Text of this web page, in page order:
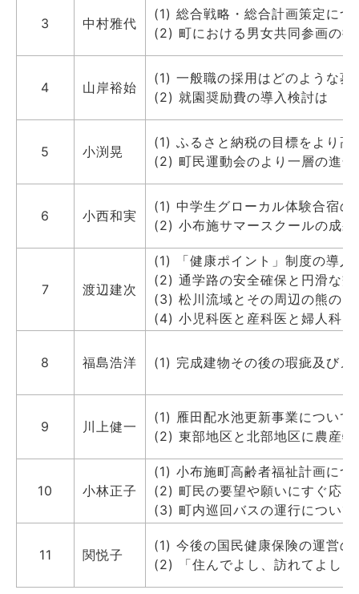
3 中村雅代
(1) 総合戦略・総合計画策定につ
(2) 町における男女共同参画の推
4 山岸裕始
(1) 一般職の採用はどのような
(2) 就園奨励費の導入検討は
5 小渕晃
(1) ふるさと納税の目標をより高
(2) 町民運動会のより一層の進化
6 小西和実
(1) 中学生グローカル体験合宿の
(2) 小布施サマースクールの成
7 渡辺建次
(1) 「健康ポイント」制度の導入
(2) 通学路の安全確保と円滑な交
(3) 松川流域とその周辺の熊の出
(4) 小児科医と産科医と婦人科医
8 福島浩洋 (1) 完成建物その後の瑕疵及びメ
9 川上健一
(1) 雁田配水池更新事業について
(2) 東部地区と北部地区に農産物
10 小林正子
(1) 小布施町高齢者福祉計画につ
(2) 町民の要望や願いにすぐ応
(3) 町内巡回バスの運行について
11 関悦子
(1) 今後の国民健康保険の運営の
(2) 「住んでよし、訪れてよし